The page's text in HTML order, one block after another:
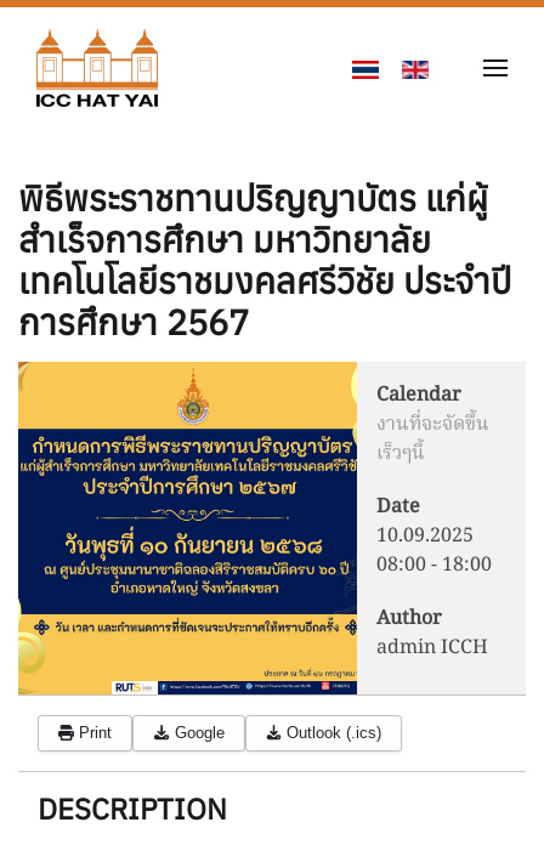
Skip to main content
พิธีพระราชทานปริญญาบัตร แก่ผู้
สำเร็จการศึกษา มหาวิทยาลัย
เทคโนโลยีราชมงคลศรีวิชัย ประจำปี
การศึกษา 2567
Calendar
งานที่จะจัดขึ้น
เร็วๆนี้
Date
10.09.2025
08:00- 18:00
Author
admin ICCH
Print Google Outlook (.ics)
DESCRIPTION